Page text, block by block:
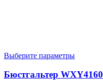
Выберите параметры
Бюстгальтер WXY4160